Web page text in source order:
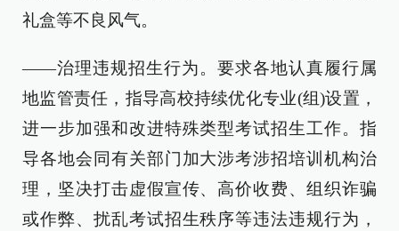
礼盒等不良风气。
——治理违规招生行为。要求各地认真履行属
地监管责任，指导高校持续优化专业(组)设置，
进一步加强和改进特殊类型考试招生工作。指
导各地会同有关部门加大涉考涉招培训机构治
理，坚决打击虚假宣传、高价收费、组织诈骗
或作弊、扰乱考试招生秩序等违法违规行为，